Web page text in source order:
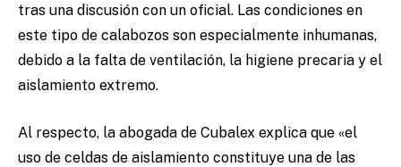
tras una discusión con un oficial. Las condiciones en
este tipo de calabozos son especialmente inhumanas,
debido a la falta de ventilación, la higiene precaria y el
aislamiento extremo.
Al respecto, la abogada de Cubalex explica que «el
uso de celdas de aislamiento constituye una de las